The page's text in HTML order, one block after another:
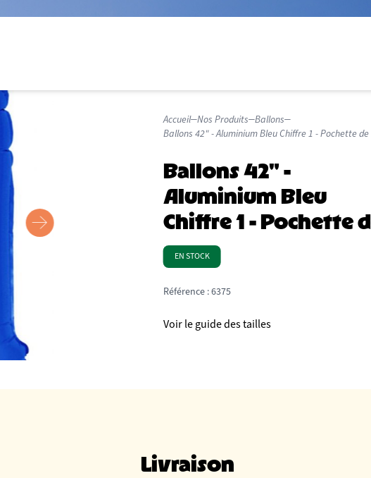
Accueil Nos Produits Ballons
Ballons 42" - Aluminium Bleu Chiffre 1 - Pochette de
Ballons 42" -
Aluminium Bleu
Chiffre 1 - Pochette
EN STOCK
Référence :6375
Voir le guide des tailles
Livraison